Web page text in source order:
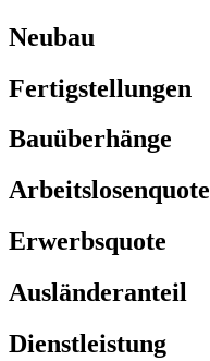
Neubau
Fertigstellungen
Bauüberhänge
Arbeitslosenquote
Erwerbsquote
Ausländeranteil
Dienstleistung